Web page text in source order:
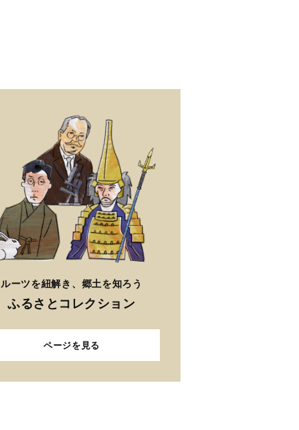
ルーツを紐解き、郷土を知ろう
ふるさとコレクション
ページを見る